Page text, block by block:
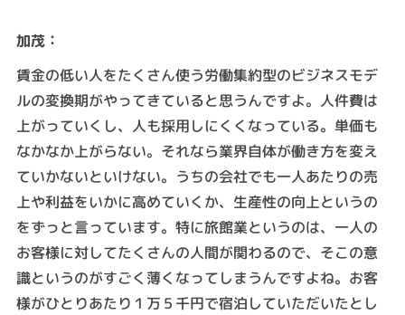
加茂：
賃金の低い人をたくさん使う労働集約型のビジネスモデ
ルの変換期がやってきていると思うんですよ。人件費は
上がっていくし、人も採用しにくくなっている。単価も
なかなか上がらない。それなら業界自体が働き方を変え
ていかないといけない。うちの会社でも一人あたりの売
上や利益をいかに高めていくか、生産性の向上というの
をずっと言っています。特に旅館業というのは、一人の
お客様に対してたくさんの人間が関わるので、そこの意
識というのがすごく薄くなってしまうんですよね。お客
様がひとりあたり１万５千円で宿泊していただいたとし